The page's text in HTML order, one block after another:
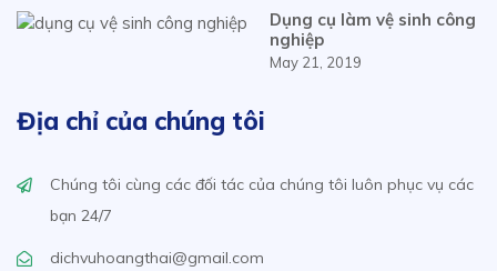
Dụng cụ làm vệ sinh công
nghiệp
May 21, 2019
Địa chỉ của chúng tôi
Chúng tôi cùng các đối tác của chúng tôi luôn phục vụ các
bạn 24/7
dichvuhoangthai@gmail.com